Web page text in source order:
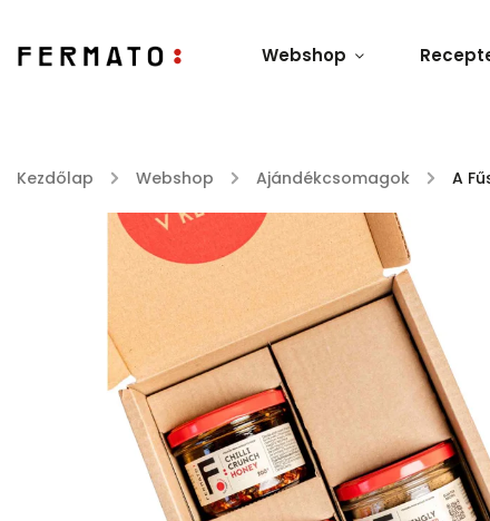
Webshop
Kezdőlap / Webshop / Ajándékcsomagok / A